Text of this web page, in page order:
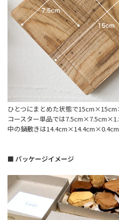
ひとつにまとめた状態で
コースター単品では
中の鍋敷きは14.4cm×14.4cm×0.4cm
■ パッケージイメージ